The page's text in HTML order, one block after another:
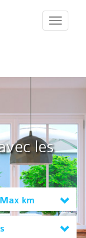
::Menu::
les
Max km